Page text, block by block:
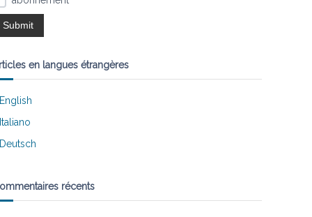
en langues étrangères
English
Italiano
Deutsch
récents